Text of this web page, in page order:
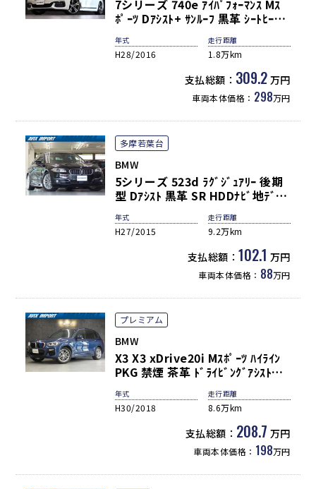
7シリーズ 740e ｱｲﾊﾟﾌｫｰﾏﾝｽ Mｽ
ﾎﾟｰﾂ Dｱｼｽﾄ+ ｻﾝﾙｰﾌ 黒革 ｼｰﾄﾋｰﾀｰ
ﾍﾞﾝﾁﾚｰﾀｰ ﾏｯｻｰｼﾞ HUD 純正ﾅﾋﾞ
TV ﾄｯﾌﾟﾋﾞｭｰ&3Dｶﾒﾗ LEDﾍｯﾄﾞﾗｲ
ﾄ ACC PDC harman/kardon ｿﾌ
ﾄｸﾛｰｽﾞﾄﾞﾄﾞｱ ｵｰﾄﾄﾗﾝｸ ｺﾝﾌｫｰﾄｱｸｾｽ
年式
H28/2016
走行距離
1.8万km
支払総額： 309.2 万円
車両本体価格： 298万円
多摩若葉台
BMW
5シリーズ 523d ﾗｸﾞｼﾞｭｱﾘｰ 後期
型 Dｱｼｽﾄ 黒革 SR HDDﾅﾋﾞ地ﾃﾞｼﾞ
ｰﾄﾋｰﾀｰ ﾊﾞｲｷｾﾉﾝH/L ACC LDW 分
割可倒式Rｼｰﾄ Rﾌﾞﾗｲﾝﾄﾞ ｵｰﾄｽﾀｰﾄ/
ｽﾄｯﾌﾟ機能 Cｱｸｾｽ ﾌﾟｯｼｭｽﾀｰﾄ PDC
18AW 禁煙 右H
年式
H27/2015
走行距離
9.2万km
支払総額：102.1 万円
車両本体価格： 88万円
プレミアム
BMW
X3 X3 xDrive20i Mｽﾎﾟｰﾂ ﾊｲﾗｲﾝ
PKG 禁煙 茶革 ﾄﾞﾗｲﾋﾞﾝｸﾞｱｼｽﾄ+
ﾊﾟｰｷﾝｸﾞｱｼｽﾄ+ ACC HUD ﾄｯﾌﾟﾋﾞｭ
ｰ BMWﾗｲﾌﾞｺｯｸﾋﾟｯﾄ 前席Pｼｰﾄ(運
転席M付) 前後席ｼｰﾄﾋｰﾀｰ ﾅﾋﾞTV
AppleCarPlay Pﾄﾗﾝｸ 3ｿﾞｰﾝAC ﾜ
ｲﾔﾚｽﾁｬｰｼﾞ ｱﾀﾞﾌﾟﾃｨﾌﾞLEDﾗｲﾄ
年式
H30/2018
走行距離
8.6万km
支払総額： 208.7 万円
車両本体価格： 198万円